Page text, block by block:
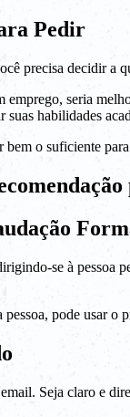
Pedir
precisa decidir a
emprego, seria
suas habilidades
o suficiente
se à
pode usar
Seja claro e